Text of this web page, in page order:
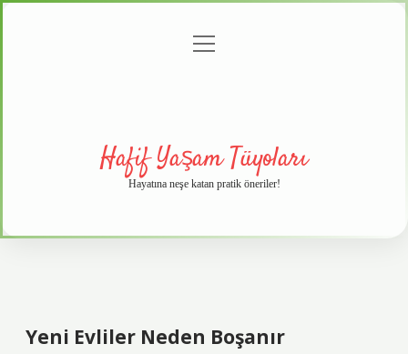
menüyü
Hafif Yaşam Tüyoları
Hayatına neşe katan pratik öneriler!
Yeni Evliler Neden Boşanır